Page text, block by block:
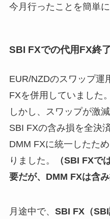
今月行ったことを簡単に
SBI FXでの代用FX終了
EUR/NZDのスワップ運
FXを併用していました。
しかし、スワップが激
SBI FXの含み損を全決済
DMM FXに統一したた
りました。
（SBI FXで
要だが、DMM FXは含
月途中で、 SBI FX（